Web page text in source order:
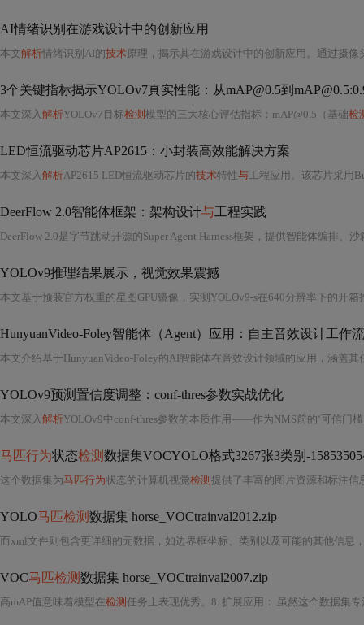
AI情绪识别在游戏设计中的创新应用
本文解析情绪识别AI的技术 原理，揭示其在游戏设计中的创新应用。通过摄像
3个关键指标揭示YOLOv7真实性能：从mAP@0.5到
本文深入解析YOLOv7目标检测 模型的三大核心评估指标：mAP@0.5（基础检
LED恒流驱动芯片AP2615：小封装高效能解决方案
本文深入解析AP2615 LED恒流驱动芯片的技术特性与工程应用。该芯片采用Buck拓扑结构，集成低阻MOSFET
DeerFlow 2.0智能体框架：架构设计与工程实践
YOLOv9推理结果展示，视觉效果震撼
HunyuanVideo-Foley智能体（Agent）应用：自主音效设计工作流
YOLOv9预测置信度调整：conf-thres参数实战优化
本文深入解析YOLOv9中conf-thres参数的本质作用——作为NMS前的‘可信门槛’，而非单纯置
马匹行为状态检测 数据集VOCYOLO格式3267张3类别-
这个数据集为马匹行为状态的计算机视觉检测 提供了丰富的图片资源和标注信息
YOLO马匹检测 数据集 horse_VOCtrainval2012.zip
VOC马匹检测 数据集 horse_VOCtrainval2007.zip
高mAP值意味着模型在检测 任务上表现优秀。8. 扩展应用： 虽然这个数据集专